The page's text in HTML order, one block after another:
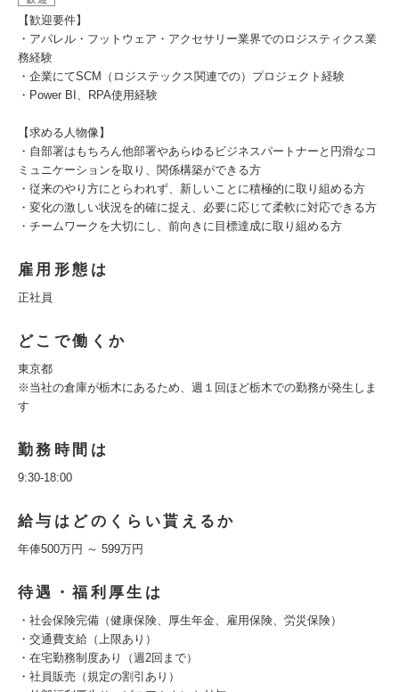
【歓迎要件】
・アパレル・フットウェア・アクセサリー業界でのロジスティクス業
務経験
・企業にてSCM（ロジステックス関連での）プロジェクト経験
・Power BI、RPA使用経験
【求める人物像】
・自部署はもちろん他部署やあらゆるビジネスパートナーと円滑なコ
ミュニケーションを取り、関係構築ができる方
・従来のやり方にとらわれず、新しいことに積極的に取り組める方
・変化の激しい状況を的確に捉え、必要に応じて柔軟に対応できる方
・チームワークを大切にし、前向きに目標達成に取り組める方
雇用形態は
正社員
どこで働くか
東京都
※当社の倉庫が栃木にあるため、週１回ほど栃木での勤務が発生しま
す
勤務時間は
9:30-18:00
給与はどのくらい貰えるか
年俸500万円 ～ 599万円
待遇・福利厚生は
・社会保険完備（健康保険、厚生年金、雇用保険、労災保険）
・交通費支給（上限あり）
・在宅勤務制度あり（週2回まで）
・社員販売（規定の割引あり）